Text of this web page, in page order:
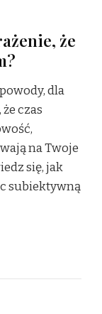
że
dla
czas
na Twoje
się, jak
subiektywną